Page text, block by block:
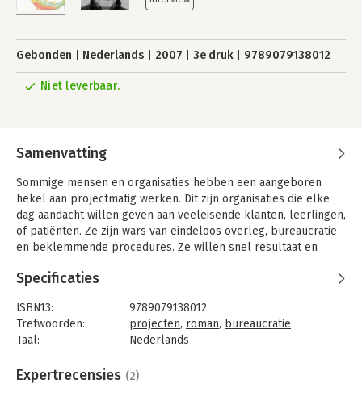
Gebonden Nederlands 2007 3e druk 9789079138012
Niet leverbaar.
Samenvatting
Sommige mensen en organisaties hebben een aangeboren
hekel aan projectmatig werken. Dit zijn organisaties die elke
dag aandacht willen geven aan veeleisende klanten, leerlingen,
of patiënten. Ze zijn wars van eindeloos overleg, bureaucratie
en beklemmende procedures. Ze willen snel resultaat en
heen.
'Minimal Project Management' maakt zo min mogelijk gebruik
van projectmanagementstructuren en procedures. Minimal
Project Management besteedt zoveel mogelijk aandacht aan
zonder de harde kant van projectmanagement uit het oog te
verliezen. Minimal Project Management agendeert het einde
Specificaties
ISBN13:
9789079138012
Trefwoorden:
projecten, roman, bureaucratie
Taal:
Nederlands
Aantal pagina's:
142
Expertrecensies (2)